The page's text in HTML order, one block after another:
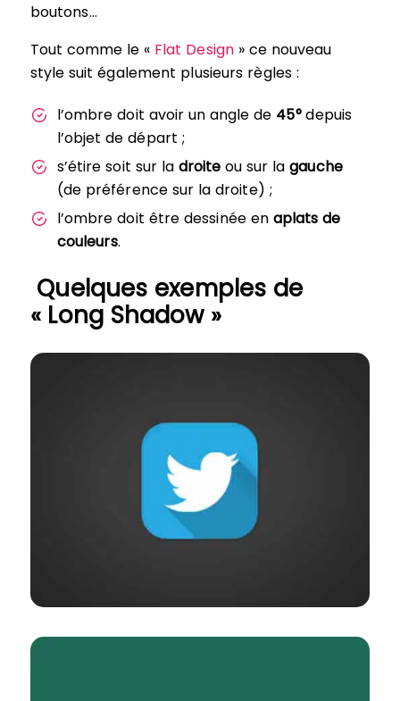
boutons…
Tout comme le « Flat Design » ce nouveau
style suit également plusieurs règles :
l’ombre doit avoir un angle de 45°depuis
l’objet de départ ;
s’étire soit sur la droiteou sur la gauche
(de préférence sur la droite) ;
l’ombre doit être dessinée en aplats de
couleurs.
Quelques exemples de
« Long Shadow »